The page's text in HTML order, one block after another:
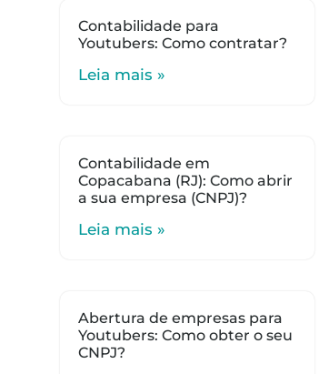
Contabilidade para
Youtubers: Como contratar?
Leia mais »
Contabilidade em
Copacabana (RJ): Como abrir
a sua empresa (CNPJ)?
Leia mais »
Abertura de empresas para
Youtubers: Como obter o seu
CNPJ?